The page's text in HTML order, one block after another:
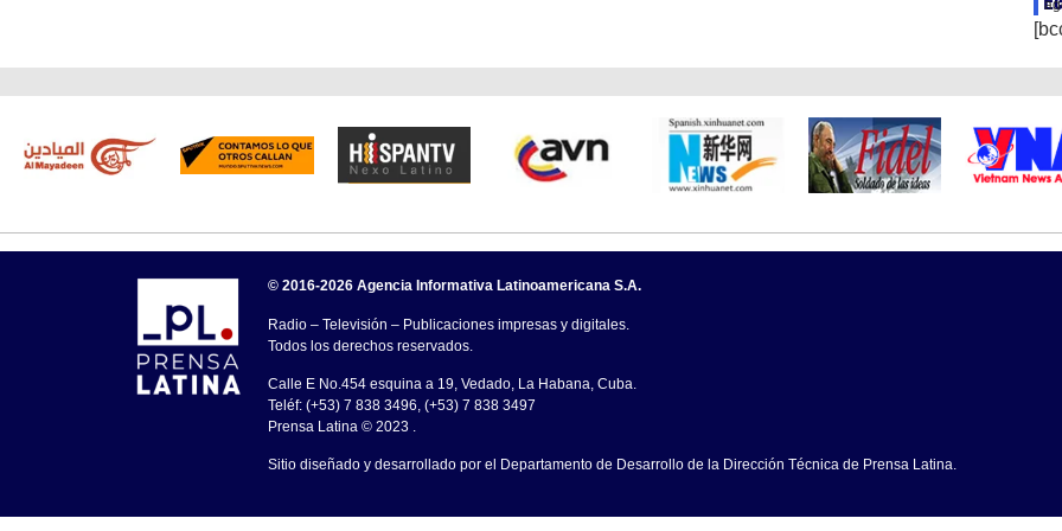
© 2016-2026 Agencia Informativa Latinoamericana S.A.
Radio – Televisión – Publicaciones impresas y digitales.
Todos los derechos reservados.
Calle E No.454 esquina a 19, Vedado, La Habana, Cuba.
Teléf: (+53) 7 838 3496, (+53) 7 838 3497
Prensa Latina © 2023 .
Sitio diseñado y desarrollado por el Departamento de Desarrollo de la Dirección Técnica de Prensa Latina.